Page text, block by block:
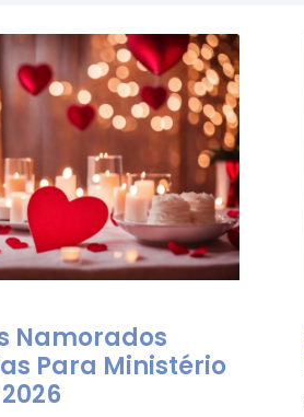
Namorados
Para Ministério